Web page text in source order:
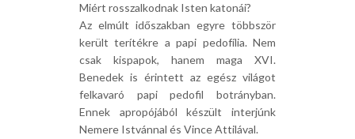
Miért rosszalkodnak Isten katonái?
Az elmúlt időszakban egyre többször
került terítékre a papi pedofília. Nem
csak kispapok, hanem maga XVI.
Benedek is érintett az egész világot
felkavaró papi pedofil botrányban.
Ennek apropójából készült interjúnk
Nemere Istvánnal és Vince Attilával.